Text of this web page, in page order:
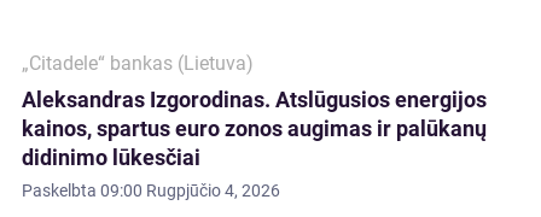
„Citadele“ bankas (Lietuva)
Aleksandras Izgorodinas. Atslūgusios energijos
kainos, spartus euro zonos augimas ir palūkanų
didinimo lūkesčiai
Paskelbta 09:00 Rugpjūčio 4, 2026